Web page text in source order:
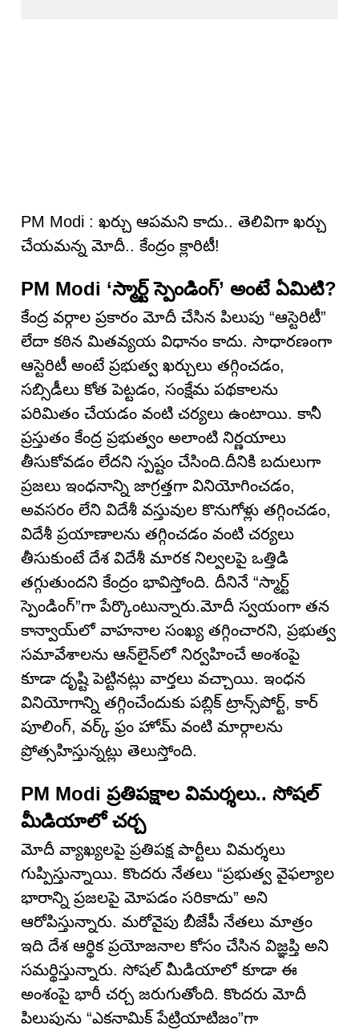
PM Modi : ఖర్చు ఆపమని కాదు.. తెలివిగా ఖర్చు
చేయమన్న మోదీ.. కేంద్రం క్లారిటీ!
PM Modi ‘స్మార్ట్ స్పెండింగ్’ అంటే ఏమిటి?
కేంద్ర వర్గాల ప్రకారం మోదీ చేసిన పిలుపు “ఆస్టెరిటీ”
లేదా కఠిన మితవ్యయ విధానం కాదు. సాధారణంగా
ఆస్టెరిటీ అంటే ప్రభుత్వ ఖర్చులు తగ్గించడం,
సబ్సిడీలు కోత పెట్టడం, సంక్షేమ పథకాలను
పరిమితం చేయడం వంటి చర్యలు ఉంటాయి. కానీ
ప్రస్తుతం కేంద్ర ప్రభుత్వం అలాంటి నిర్ణయాలు
తీసుకోవడం లేదని స్పష్టం చేసింది.దీనికి బదులుగా
ప్రజలు ఇంధనాన్ని జాగ్రత్తగా వినియోగించడం,
అవసరం లేని విదేశీ వస్తువుల కొనుగోళ్లు తగ్గించడం,
విదేశీ ప్రయాణాలను తగ్గించడం వంటి చర్యలు
తీసుకుంటే దేశ విదేశీ మారక నిల్వలపై ఒత్తిడి
తగ్గుతుందని కేంద్రం భావిస్తోంది. దీనినే “స్మార్ట్
స్పెండింగ్”గా పేర్కొంటున్నారు.మోదీ స్వయంగా తన
కాన్వాయ్‌లో వాహనాల సంఖ్య తగ్గించారని, ప్రభుత్వ
సమావేశాలను ఆన్‌లైన్‌లో నిర్వహించే అంశంపై
కూడా దృష్టి పెట్టినట్లు వార్తలు వచ్చాయి. ఇంధన
వినియోగాన్ని తగ్గించేందుకు పబ్లిక్ ట్రాన్స్‌పోర్ట్, కార్
పూలింగ్, వర్క్ ఫ్రం హోమ్ వంటి మార్గాలను
ప్రోత్సహిస్తున్నట్లు తెలుస్తోంది.
PM Modi ప్రతిపక్షాల విమర్శలు.. సోషల్
మీడియాలో చర్చ
మోదీ వ్యాఖ్యలపై ప్రతిపక్ష పార్టీలు విమర్శలు
గుప్పిస్తున్నాయి. కొందరు నేతలు “ప్రభుత్వ వైఫల్యాల
భారాన్ని ప్రజలపై మోపడం సరికాదు” అని
ఆరోపిస్తున్నారు. మరోవైపు బీజేపీ నేతలు మాత్రం
ఇది దేశ ఆర్థిక ప్రయోజనాల కోసం చేసిన విజ్ఞప్తి అని
సమర్థిస్తున్నారు. సోషల్ మీడియాలో కూడా ఈ
అంశంపై భారీ చర్చ జరుగుతోంది. కొందరు మోదీ
పిలుపును “ఎకనామిక్ పేట్రియాటిజం”గా